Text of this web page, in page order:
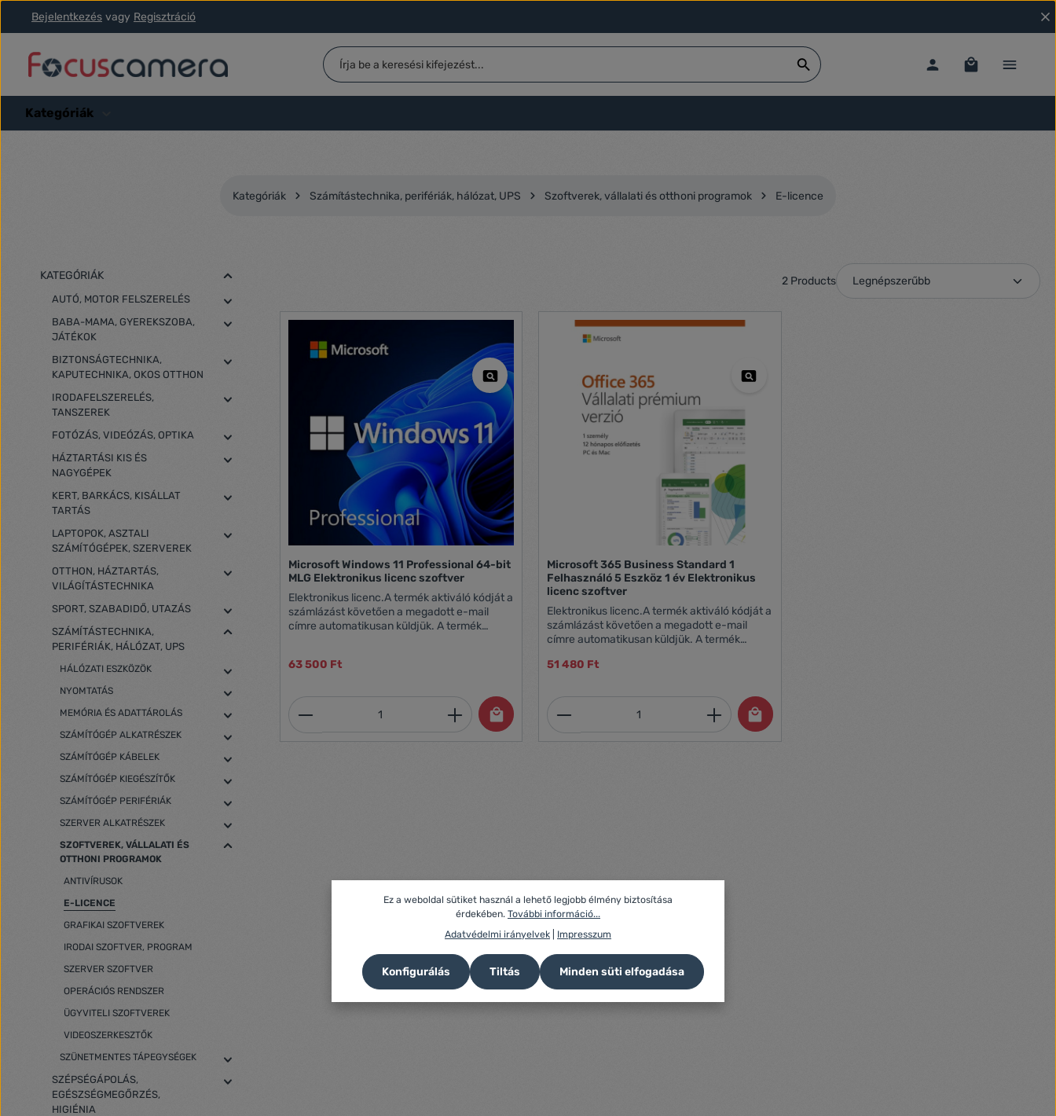
a fő tartalomra
Ugrás a kereséshez
Ugrás a fő navigációhoz
Bejelentkezés vagy Regisztráció
Kategóriák
Kategóriák Számítástechnika, perifériák, hálózat, UPS Szoftverek, vállalati és otthoni programok E-licence
KATEGÓRIÁK
AUTÓ, MOTOR FELSZERELÉS
BABA-MAMA, GYEREKSZOBA,
JÁTÉKOK
BIZTONSÁGTECHNIKA,
KAPUTECHNIKA, OKOS OTTHON
IRODAFELSZERELÉS,
TANSZEREK
FOTÓZÁS, VIDEÓZÁS, OPTIKA
HÁZTARTÁSI KIS ÉS
NAGYGÉPEK
KERT, BARKÁCS, KISÁLLAT
TARTÁS
LAPTOPOK, ASZTALI
SZÁMÍTÓGÉPEK, SZERVEREK
OTTHON, HÁZTARTÁS,
VILÁGÍTÁSTECHNIKA
SPORT, SZABADIDŐ, UTAZÁS
SZÁMÍTÁSTECHNIKA,
PERIFÉRIÁK, HÁLÓZAT, UPS
HÁLÓZATI ESZKÖZÖK
NYOMTATÁS
MEMÓRIA ÉS ADATTÁROLÁS
SZÁMÍTÓGÉP ALKATRÉSZEK
SZÁMÍTÓGÉP KÁBELEK
SZÁMÍTÓGÉP KIEGÉSZÍTŐK
SZÁMÍTÓGÉP PERIFÉRIÁK
SZERVER ALKATRÉSZEK
SZOFTVEREK, VÁLLALATI ÉS
OTTHONI PROGRAMOK
ANTIVÍRUSOK
E-LICENCE
GRAFIKAI SZOFTVEREK
IRODAI SZOFTVER, PROGRAM
SZERVER SZOFTVER
OPERÁCIÓS RENDSZER
ÜGYVITELI SZOFTVEREK
VIDEOSZERKESZTŐK
SZÜNETMENTES TÁPEGYSÉGEK
SZÉPSÉGÁPOLÁS,
EGÉSZSÉGMEGŐRZÉS,
HIGIÉNIA
2 Products
Microsoft Windows 11 Professional 64-bit
MLG Elektronikus licenc szoftver
Elektronikus licenc.A termék aktiváló kódját a
számlázást követően a megadott e-mail
címre automatikusan küldjük. A termék
aktiválható is, a gyártó oldaláról közvetlen
63 500 Ft
Termékmennyiség: Adja meg a kívánt mennyiséget, vagy használja a gombokat a
Microsoft 365 Business Standard 1
Felhasználó 5 Eszköz 1 év Elektronikus
licenc szoftver
Elektronikus licenc.A termék aktiváló kódját a
számlázást követően a megadott e-mail
címre automatikusan küldjük. A termék
rendszerre nem telepíthető !
51 480 Ft
Termékmennyiség: Adja meg a kívánt mennyiséget, vagy
Ez a weboldal sütiket használ a lehető legjobb élmény biztosítása
érdekében. További információ...
Adatvédelmi irányelvek
Impresszum
Tiltás
Konfigurálás Minden süti elfogadása